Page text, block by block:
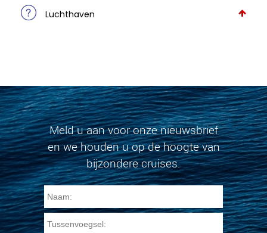
Luchthaven
Meld u aan voor onze nieuwsbrief
en we houden u op de hoogte van
bijzondere cruises.